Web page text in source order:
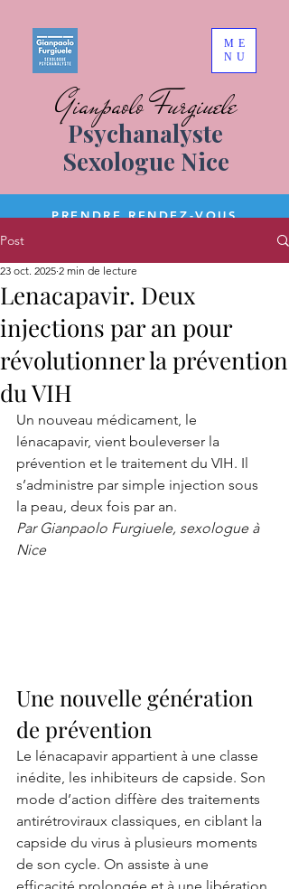
Gianpaolo Furgiuele
Psychanalyste
Sexologue Nice
PRENDRE RENDEZ-VOUS
ME
NU
Post
Lenacapavir. Deux
injections par an pour
révolutionner la prévention
du VIH
23 oct. 2025 2 min de lecture
Un nouveau médicament, le
lénacapavir, vient bouleverser la
prévention et le traitement du VIH. Il
s’administre par simple injection sous
la peau, deux fois par an.
Par Gianpaolo Furgiuele, sexologue à
Nice
Une nouvelle génération
de prévention
Le lénacapavir appartient à une classe
inédite, les inhibiteurs de capside. Son
mode d’action diffère des traitements
antirétroviraux classiques, en ciblant la
capside du virus à plusieurs moments
de son cycle. On assiste à une